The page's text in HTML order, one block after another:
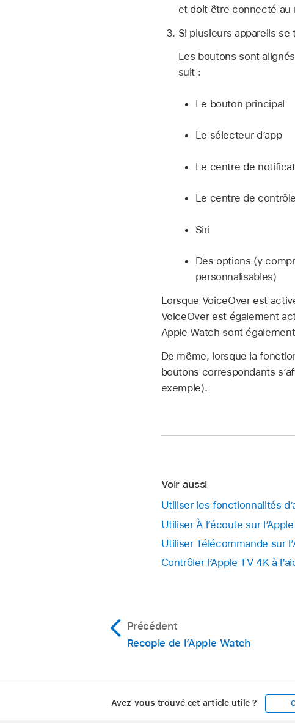
et doit être connecté au
Si plusieurs appareils
Les boutons sont
suit :
Le bouton principal
Le sélecteur d’app
Le centre de
Le centre de contrôle
Siri
Des options (y
personnalisables)
Lorsque VoiceOver est
VoiceOver est également
Apple Watch sont
De même, lorsque la
boutons correspondants
exemple).
Voir aussi
Utiliser les fonctionnalités
Utiliser À l’écoute sur
Utiliser Télécommande sur
Contrôler l’Apple TV 4K à
Précédent
Recopie de l’Apple Watch
Avez-vous trouvé cet article utile ?